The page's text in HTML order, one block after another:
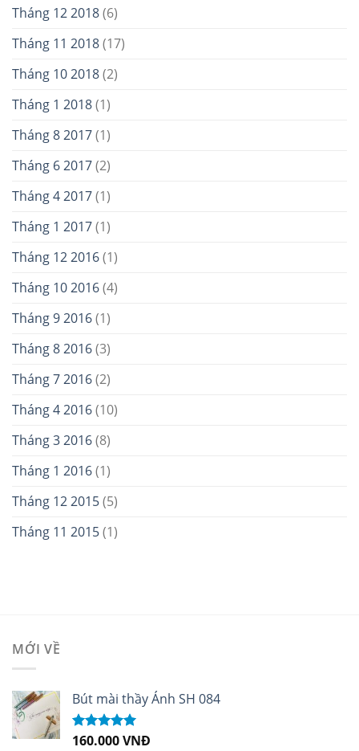
Tháng 12 2018(6)
Tháng 11 2018(17)
Tháng 10 2018(2)
Tháng 1 2018(1)
Tháng 8 2017(1)
Tháng 6 2017(2)
Tháng 4 2017(1)
Tháng 1 2017(1)
Tháng 12 2016(1)
Tháng 10 2016(4)
Tháng 9 2016(1)
Tháng 8 2016(3)
Tháng 7 2016(2)
Tháng 4 2016(10)
Tháng 3 2016(8)
Tháng 1 2016(1)
Tháng 12 2015(5)
Tháng 11 2015(1)
MỚI VỀ
Bút mài thầy Ánh SH 084
Được xếp
160.000VNĐ